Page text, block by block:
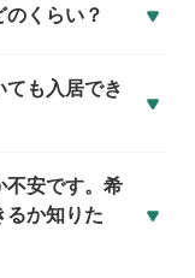
くらい？
も入居でき
不安です。希
るか知りた